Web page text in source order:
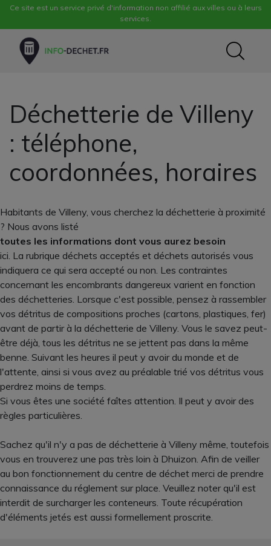
Ce site est un service privé d'information non affilié aux villes ou à leurs
services.
Déchetterie de Villeny
: téléphone,
coordonnées, horaires
Habitants de Villeny, vous cherchez la déchetterie à proximité
? Nous avons listé
toutes les informations dont vous aurez besoin
ici. La rubrique déchets acceptés et déchets autorisés vous
indiquera ce qui sera accepté ou non. Les contraintes
concernant les encombrants dangereux varient en fonction
des déchetteries. Lorsque c'est possible, pensez à rassembler
vos détritus de compositions proches (cartons, plastiques, fer)
avant de partir à la déchetterie de Villeny. Vous le savez peut-
être déjà, tous les détritus ne se jettent pas dans la même
benne. Suivant les heures il peut y avoir du monde et de
l'attente, ainsi si vous avez au préalable trié vos détritus vous
perdrez moins de temps.
Si vous êtes une société faîtes attention. Il peut y avoir des
règles particulières.
Sachez qu'il n'y a pas de déchetterie à Villeny même, toutefois
vous en trouverez une pas très loin à Dhuizon. Afin de veiller
au bon fonctionnement du centre de déchet merci de prendre
connaissance du réglement sur place. Veuillez noter qu'il est
interdit de surcharger les conteneurs. Toute récupération
d'éléments jetés est aussi formellement proscrite.